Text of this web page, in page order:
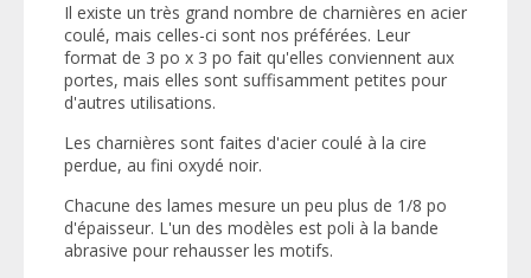
Il existe un très grand nombre de charnières en acier
coulé, mais celles-ci sont nos préférées. Leur
format de 3 po x 3 po fait qu'elles conviennent aux
portes, mais elles sont suffisamment petites pour
d'autres utilisations.
Les charnières sont faites d'acier coulé à la cire
perdue, au fini oxydé noir.
Chacune des lames mesure un peu plus de 1/8 po
d'épaisseur. L'un des modèles est poli à la bande
abrasive pour rehausser les motifs.